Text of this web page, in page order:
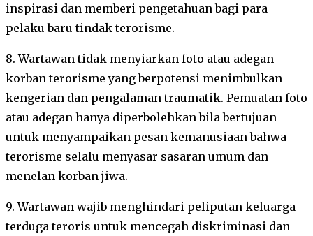
inspirasi dan memberi pengetahuan bagi para
pelaku baru tindak terorisme.
8. Wartawan tidak menyiarkan foto atau adegan
korban terorisme yang berpotensi menimbulkan
kengerian dan pengalaman traumatik. Pemuatan foto
atau adegan hanya diperbolehkan bila bertujuan
untuk menyampaikan pesan kemanusiaan bahwa
terorisme selalu menyasar sasaran umum dan
menelan korban jiwa.
9. Wartawan wajib menghindari peliputan keluarga
terduga teroris untuk mencegah diskriminasi dan